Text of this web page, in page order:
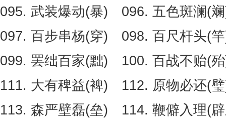
095. 武装爆动(暴) 096. 五色斑澜(
097. 百步串杨(穿) 098. 百尺杆头(
099. 罢绌百家(黜) 100. 百战不贻(
111. 大有稗益(裨) 112. 原物必还(
113. 森严壁磊(垒) 114. 鞭僻入理(